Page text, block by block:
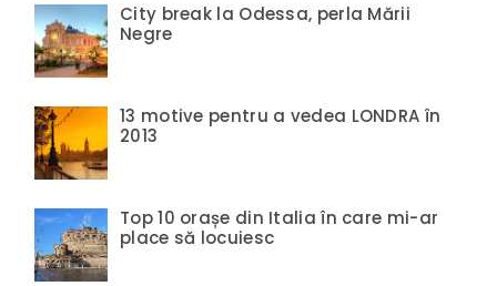
City break la Odessa, perla Mării
Negre
13 motive pentru a vedea LONDRA în
2013
Top 10 orașe din Italia în care mi-ar
place să locuiesc